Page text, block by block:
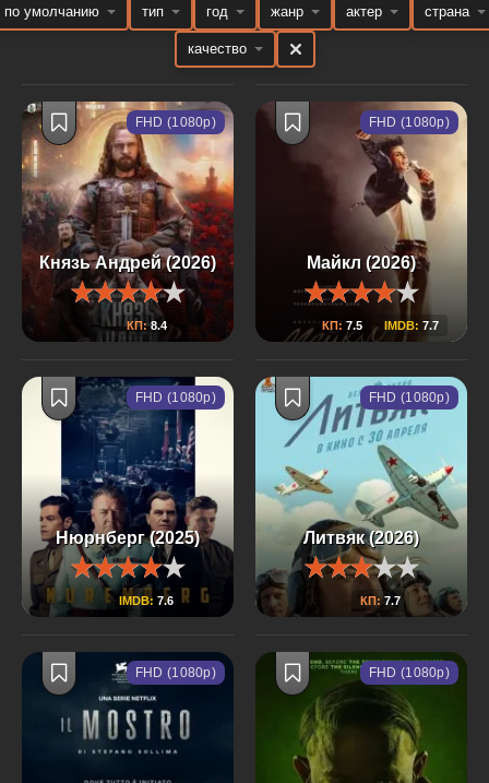
по умолчанию тип год жанр актер страна
качество
Князь Андрей (2026)
КП:8.4
FHD (1080p)
Майкл (2026)
КП: 7.5 IMDB: 7.7
FHD (1080p)
Нюрнберг (2025)
IMDB: 7.6
FHD (1080p)
Литвяк (2026)
КП:7.7
FHD (1080p)
FHD (1080p) FHD (1080p)